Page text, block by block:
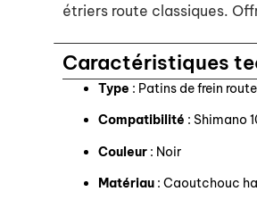
étriers route classiques.
Caractéristiques
Type : Patins de frein route
Compatibilité : Shimano
Couleur : Noir
Matériau : Caoutchouc